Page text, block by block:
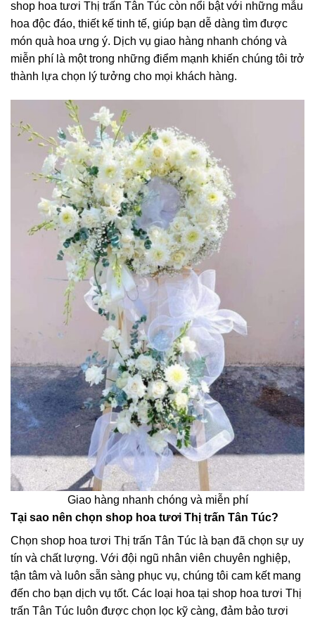
shop hoa tươi Thị trấn Tân Túc còn nổi bật với những mẫu
hoa độc đáo, thiết kế tinh tế, giúp bạn dễ dàng tìm được
món quà hoa ưng ý. Dịch vụ giao hàng nhanh chóng và
miễn phí là một trong những điểm mạnh khiến chúng tôi trở
thành lựa chọn lý tưởng cho mọi khách hàng.
Giao hàng nhanh chóng và miễn phí
Tại sao nên chọn shop hoa tươi Thị trấn Tân Túc?
Chọn shop hoa tươi Thị trấn Tân Túc là bạn đã chọn sự uy
tín và chất lượng. Với đội ngũ nhân viên chuyên nghiệp,
tận tâm và luôn sẵn sàng phục vụ, chúng tôi cam kết mang
đến cho bạn dịch vụ tốt. Các loại hoa tại shop hoa tươi Thị
trấn Tân Túc luôn được chọn lọc kỹ càng, đảm bảo tươi